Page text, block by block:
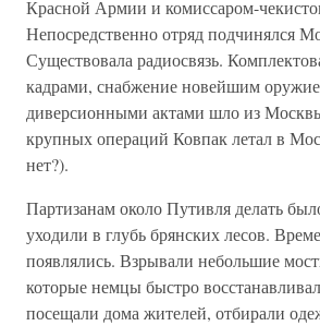
Красной Армии и комиссаром-
Непосредственно отряд подчинялся
Существовала радиосвязь.
кадрами, снабжение новейшим
диверсионными актами шло из
крупных операций Ковпак летал в
нет?).
Партизанам около Путивля делать
уходили в глубь брянских лесов.
появлялись. Взрывали небольшие
которые немцы быстро
посещали дома жителей, отбирали